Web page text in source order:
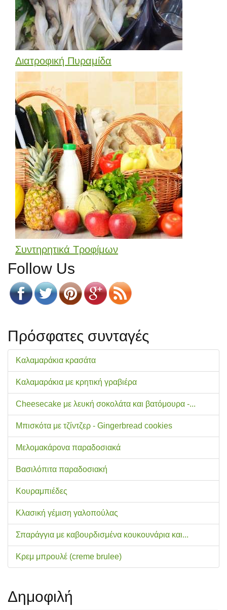
Διατροφική Πυραμίδα
Συντηρητικά Τροφίμων
Follow Us
Πρόσφατες συνταγές
Καλαμαράκια κρασάτα
Καλαμαράκια με κρητική γραβιέρα
Cheesecake με λευκή σοκολάτα και βατόμουρα -...
Μπισκότα με τζίντζερ - Gingerbread cookies
Μελομακάρονα παραδοσιακά
Βασιλόπιτα παραδοσιακή
Κουραμπιέδες
Κλασική γέμιση γαλοπούλας
Σπαράγγια με καβουρδισμένα κουκουνάρια και...
Κρεμ μπρουλέ (creme brulee)
Δημοφιλή